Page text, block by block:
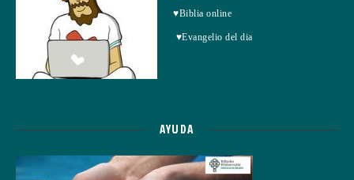
♥Biblia online
♥Evangelio del dia
AYUDA